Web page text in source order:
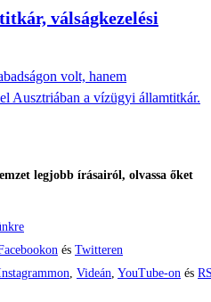
válságkezelési
volt, hanem
Ausztriában a vízügyi államtitkár.
legjobb írásairól, olvassa őket
és Twitteren
Videán YouTube-on és